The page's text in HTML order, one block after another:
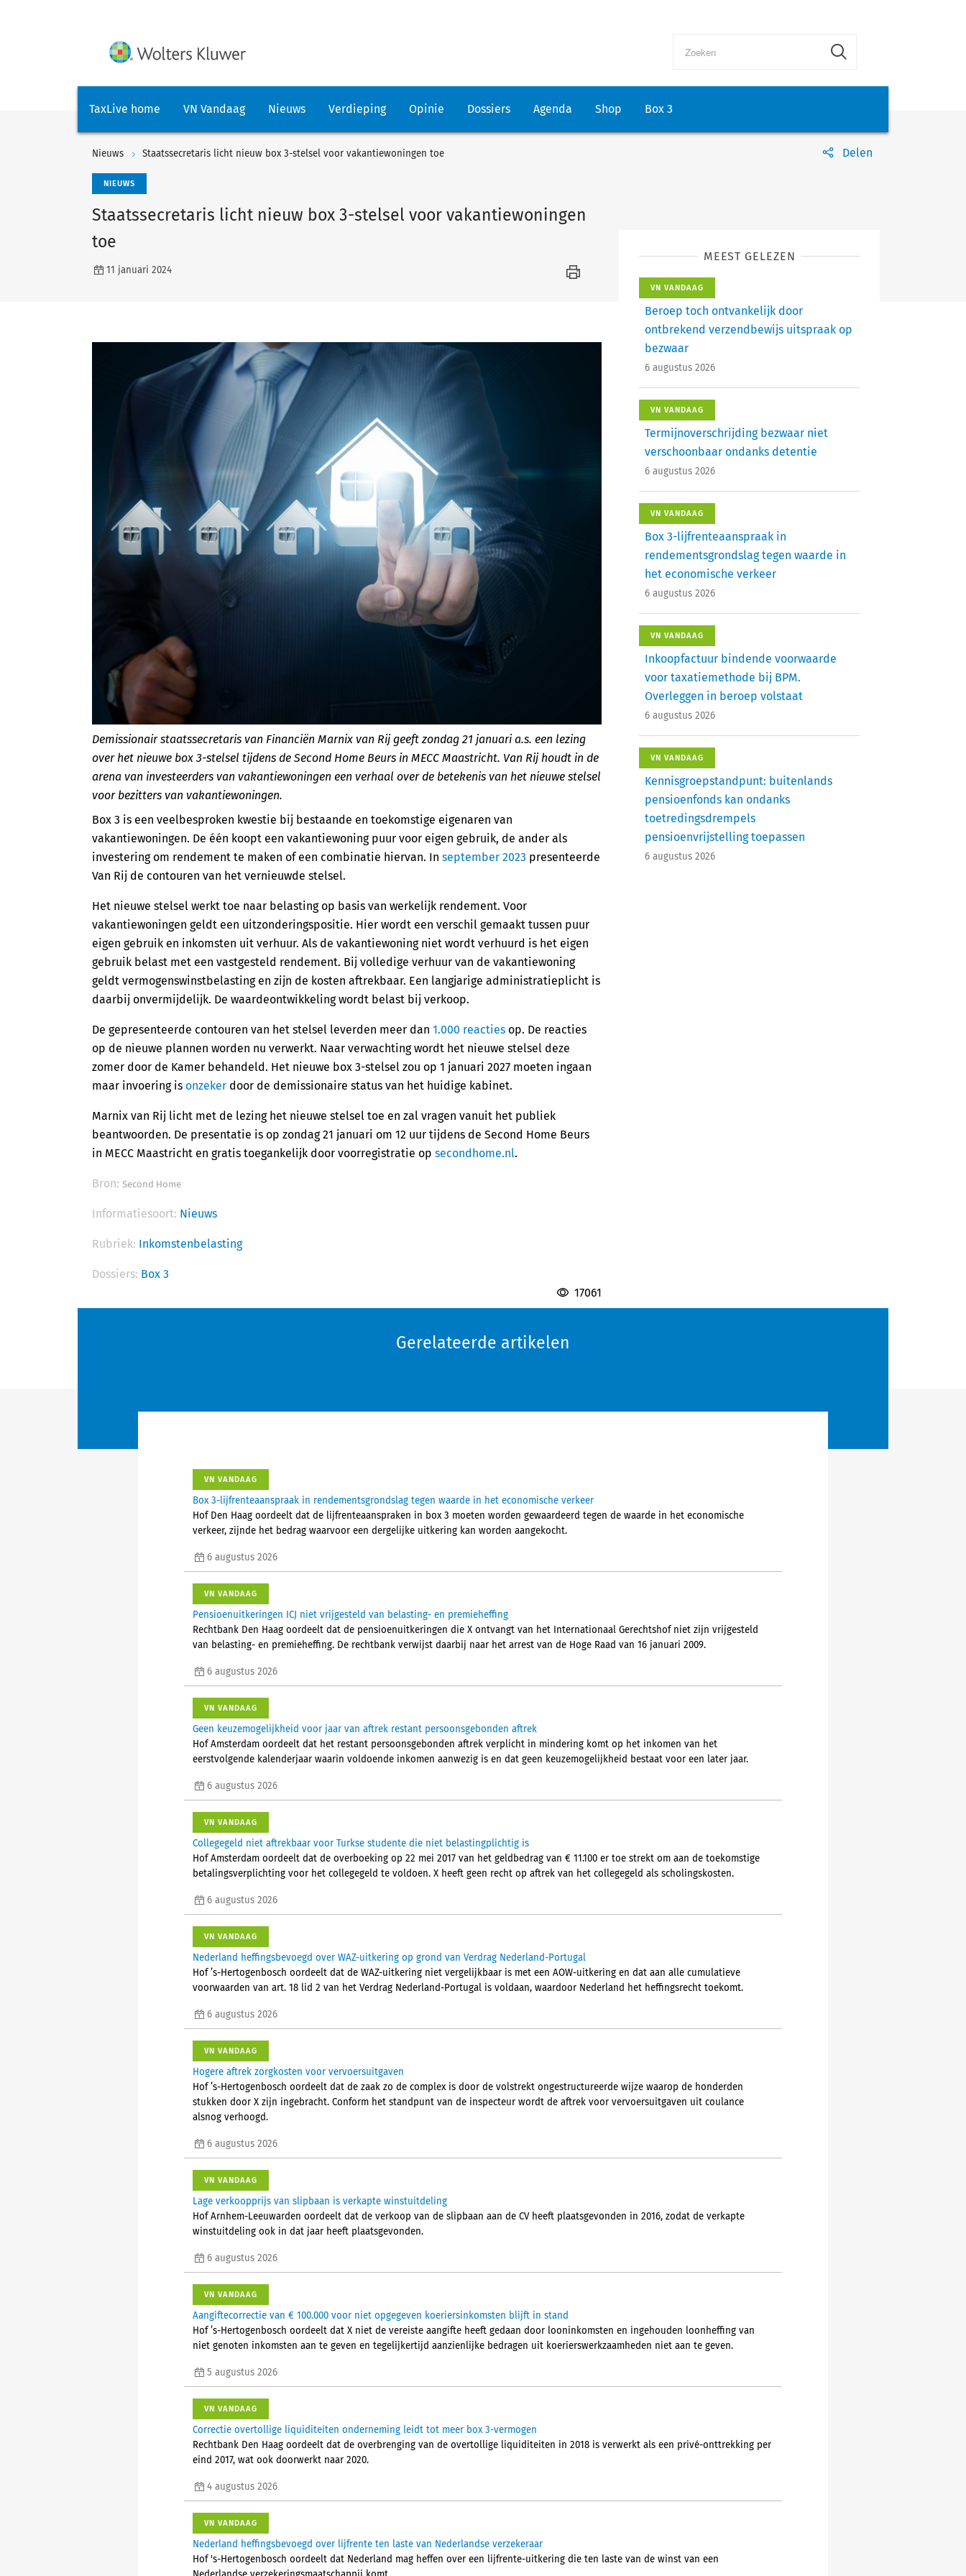
TaxLive home VN Vandaag Nieuws Verdieping Opinie Dossiers Agenda Shop Box 3
Nieuws Staatssecretaris licht nieuw box 3-stelsel voor vakantiewoningen toe Delen
NIEUWS
Staatssecretaris licht nieuw box 3-stelsel voor vakantiewoningen
toe
11 januari 2024
Demissionair staatssecretaris van Financiën Marnix van Rij geeft zondag 21 januari a.s. een lezing
over het nieuwe box 3-stelsel tijdens de Second Home Beurs in MECC Maastricht. Van Rij houdt in de
arena van investeerders van vakantiewoningen een verhaal over de betekenis van het nieuwe stelsel
voor bezitters van vakantiewoningen.
Box 3 is een veelbesproken kwestie bij bestaande en toekomstige eigenaren van
vakantiewoningen. De één koopt een vakantiewoning puur voor eigen gebruik, de ander als
investering om rendement te maken of een combinatie hiervan. In september 2023 presenteerde
Van Rij de contouren van het vernieuwde stelsel.
Het nieuwe stelsel werkt toe naar belasting op basis van werkelijk rendement. Voor
vakantiewoningen geldt een uitzonderingspositie. Hier wordt een verschil gemaakt tussen puur
eigen gebruik en inkomsten uit verhuur. Als de vakantiewoning niet wordt verhuurd is het eigen
gebruik belast met een vastgesteld rendement. Bij volledige verhuur van de vakantiewoning
geldt vermogenswinstbelasting en zijn de kosten aftrekbaar. Een langjarige administratieplicht is
daarbij onvermijdelijk. De waardeontwikkeling wordt belast bij verkoop.
De gepresenteerde contouren van het stelsel leverden meer dan 1.000 reacties op. De reacties
op de nieuwe plannen worden nu verwerkt. Naar verwachting wordt het nieuwe stelsel deze
zomer door de Kamer behandeld. Het nieuwe box 3-stelsel zou op 1 januari 2027 moeten ingaan
maar invoering is onzeker door de demissionaire status van het huidige kabinet.
Marnix van Rij licht met de lezing het nieuwe stelsel toe en zal vragen vanuit het publiek
beantwoorden. De presentatie is op zondag 21 januari om 12 uur tijdens de Second Home Beurs
in MECC Maastricht en gratis toegankelijk door voorregistratie op secondhome.nl.
Bron: Second Home
Informatiesoort: Nieuws
Rubriek: Inkomstenbelasting
Dossiers: Box 3
17061
MEEST GELEZEN
VN VANDAAG
Beroep toch ontvankelijk door
ontbrekend verzendbewijs uitspraak op
bezwaar
6 augustus 2026
VN VANDAAG
Termijnoverschrijding bezwaar niet
verschoonbaar ondanks detentie
6 augustus 2026
VN VANDAAG
Box 3-lijfrenteaanspraak in
rendementsgrondslag tegen waarde in
het economische verkeer
6 augustus 2026
VN VANDAAG
Inkoopfactuur bindende voorwaarde
voor taxatiemethode bij BPM.
Overleggen in beroep volstaat
6 augustus 2026
VN VANDAAG
Kennisgroepstandpunt: buitenlands
pensioenfonds kan ondanks
toetredingsdrempels
pensioenvrijstelling toepassen
6 augustus 2026
Gerelateerde artikelen
VN VANDAAG
Box 3-lijfrenteaanspraak in rendementsgrondslag tegen waarde in het economische verkeer
Hof Den Haag oordeelt dat de lijfrenteaanspraken in box 3 moeten worden gewaardeerd tegen de waarde in het economische
verkeer, zijnde het bedrag waarvoor een dergelijke uitkering kan worden aangekocht.
6 augustus 2026
VN VANDAAG
Pensioenuitkeringen ICJ niet vrijgesteld van belasting- en premieheffing
Rechtbank Den Haag oordeelt dat de pensioenuitkeringen die X ontvangt van het Internationaal Gerechtshof niet zijn vrijgesteld
van belasting- en premieheffing. De rechtbank verwijst daarbij naar het arrest van de Hoge Raad van 16 januari 2009.
6 augustus 2026
VN VANDAAG
Geen keuzemogelijkheid voor jaar van aftrek restant persoonsgebonden aftrek
Hof Amsterdam oordeelt dat het restant persoonsgebonden aftrek verplicht in mindering komt op het inkomen van het
eerstvolgende kalenderjaar waarin voldoende inkomen aanwezig is en dat geen keuzemogelijkheid bestaat voor een later jaar.
6 augustus 2026
VN VANDAAG
Collegegeld niet aftrekbaar voor Turkse studente die niet belastingplichtig is
Hof Amsterdam oordeelt dat de overboeking op 22 mei 2017 van het geldbedrag van € 11.100 er toe strekt om aan de toekomstige
betalingsverplichting voor het collegegeld te voldoen. X heeft geen recht op aftrek van het collegegeld als scholingskosten.
6 augustus 2026
VN VANDAAG
Nederland heffingsbevoegd over WAZ-uitkering op grond van Verdrag Nederland-Portugal
Hof ’s-Hertogenbosch oordeelt dat de WAZ-uitkering niet vergelijkbaar is met een AOW-uitkering en dat aan alle cumulatieve
voorwaarden van art. 18 lid 2 van het Verdrag Nederland-Portugal is voldaan, waardoor Nederland het heffingsrecht toekomt.
6 augustus 2026
VN VANDAAG
Hogere aftrek zorgkosten voor vervoersuitgaven
Hof ’s-Hertogenbosch oordeelt dat de zaak zo de complex is door de volstrekt ongestructureerde wijze waarop de honderden
stukken door X zijn ingebracht. Conform het standpunt van de inspecteur wordt de aftrek voor vervoersuitgaven uit coulance
alsnog verhoogd.
6 augustus 2026
VN VANDAAG
Lage verkoopprijs van slipbaan is verkapte winstuitdeling
Hof Arnhem-Leeuwarden oordeelt dat de verkoop van de slipbaan aan de CV heeft plaatsgevonden in 2016, zodat de verkapte
winstuitdeling ook in dat jaar heeft plaatsgevonden.
6 augustus 2026
VN VANDAAG
Aangiftecorrectie van € 100.000 voor niet opgegeven koeriersinkomsten blijft in stand
Hof ’s-Hertogenbosch oordeelt dat X niet de vereiste aangifte heeft gedaan door looninkomsten en ingehouden loonheffing van
niet genoten inkomsten aan te geven en tegelijkertijd aanzienlijke bedragen uit koerierswerkzaamheden niet aan te geven.
5 augustus 2026
VN VANDAAG
Correctie overtollige liquiditeiten onderneming leidt tot meer box 3-vermogen
Rechtbank Den Haag oordeelt dat de overbrenging van de overtollige liquiditeiten in 2018 is verwerkt als een privé-onttrekking per
eind 2017, wat ook doorwerkt naar 2020.
4 augustus 2026
VN VANDAAG
Nederland heffingsbevoegd over lijfrente ten laste van Nederlandse verzekeraar
Hof 's-Hertogenbosch oordeelt dat Nederland mag heffen over een lijfrente-uitkering die ten laste van de winst van een